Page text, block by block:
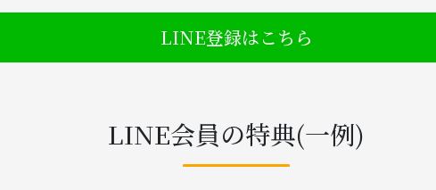
LINE登録はこちら
LINE会員の特典(一例)